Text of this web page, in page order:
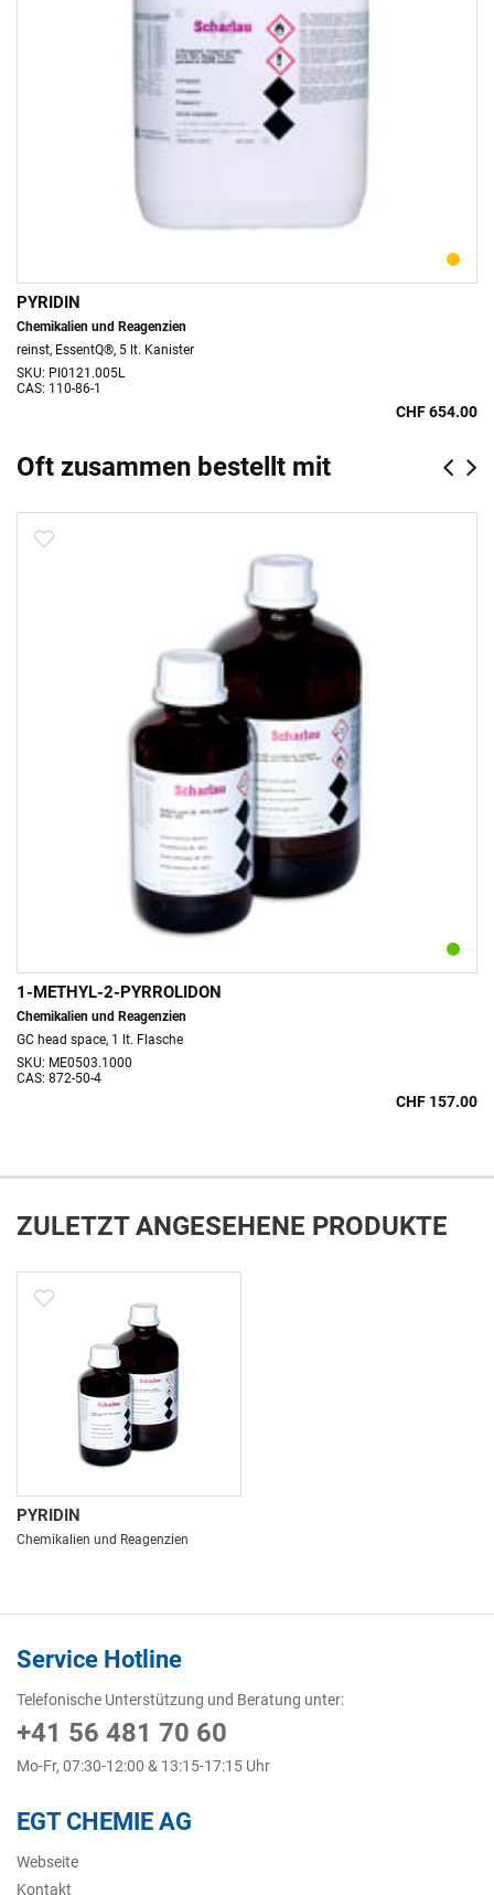
PYRIDIN
Chemikalien und Reagenzien
reinst, EssentQ®, 5 lt. Kanister
SKU: PI0121.005L
CAS: 110-86-1
CHF 654.00
Oft zusammen bestellt mit
1-METHYL-2-PYRROLIDON
Chemikalien und Reagenzien
GC head space, 1 lt. Flasche
SKU: ME0503.1000
CAS: 872-50-4
CHF 157.00
ZULETZT ANGESEHENE PRODUKTE
PYRIDIN
Chemikalien und Reagenzien
Service Hotline
Telefonische Unterstützung und Beratung unter:
+41 56 481 70 60
Mo-Fr, 07:30-12:00 & 13:15-17:15 Uhr
EGT CHEMIE AG
Webseite
Kontakt